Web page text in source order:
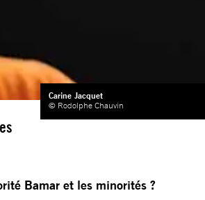
Carine Jacquet
© Rodolphe Chauvin
Bamar et les minorités ?